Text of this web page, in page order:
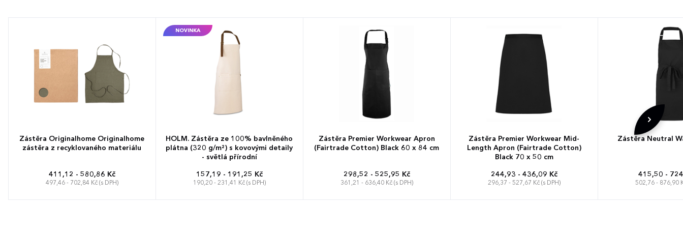
Zástěra Originalhome Originalhome
zástěra z recyklovaného materiálu
411,12 - 580,86 Kč
497,46 - 702,84 Kč (s DPH)
NOVINKA
HOLM. Zástěra ze 100% bavlněného
plátna (320 g/m²) s kovovými detaily
- světlá přírodní
157,19 - 191,25 Kč
190,20 - 231,41 Kč (s DPH)
Zástěra Premier Workwear Apron
(Fairtrade Cotton) Black 60 x 84 cm
298,52 - 525,95 Kč
361,21 - 636,40 Kč (s DPH)
Zástěra Premier Workwear Mid-
Length Apron (Fairtrade Cotton)
Black 70 x 50 cm
244,93 - 436,09 Kč
296,37 - 527,67 Kč (s DPH)
Zástěra Neutral
415,50 -
502,76 - 876,90